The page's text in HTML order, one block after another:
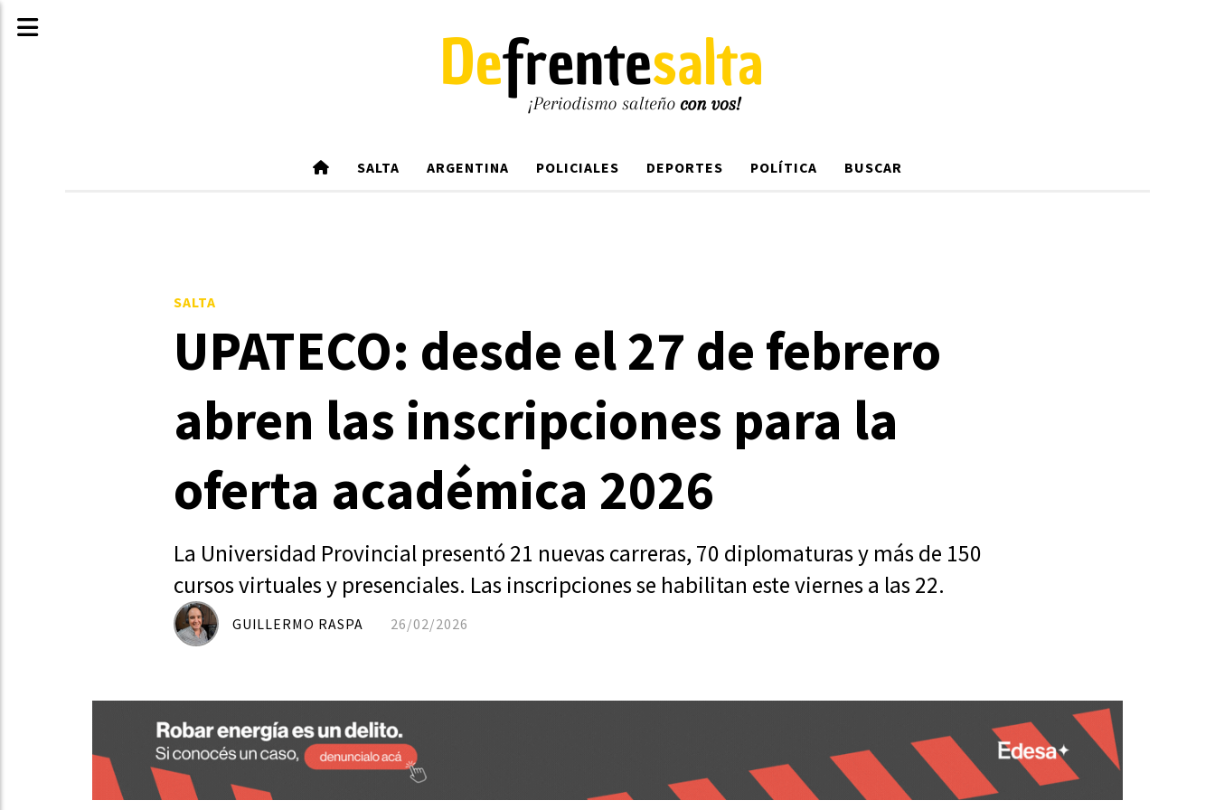
SALTA ARGENTINA POLICIALES DEPORTES POLÍTICA BUSCAR
UPATECO: desde el 27 de febrero
abren las inscripciones para la
oferta académica 2026
La Universidad Provincial presentó 21 nuevas carreras, 70 diplomaturas y más de 150
cursos virtuales y presenciales. Las inscripciones se habilitan este viernes a las 22.
SALTA
26/02/2026
GUILLERMO RASPA